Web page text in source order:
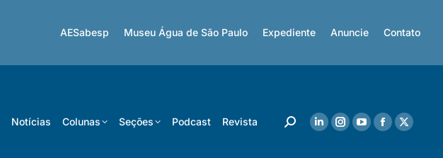
AESabesp Museu Água de São Paulo Expediente Anuncie Contato
Notícias Colunas Seções Podcast Revista